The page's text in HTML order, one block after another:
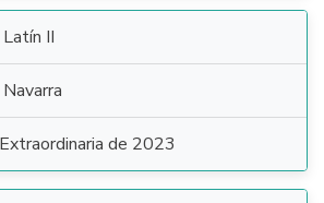
Latín II
Navarra
Extraordinaria de 2023